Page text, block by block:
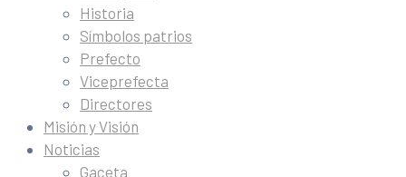
Historia
Símbolos patrios
Prefecto
Viceprefecta
Directores
Misión y Visión
Noticias
Gaceta